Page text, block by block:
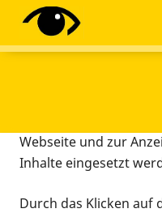
Diese Webseite setzt
Tracking-Tools ein.
Webseite und zur
Inhalte eingesetzt
Durch das Klicken auf